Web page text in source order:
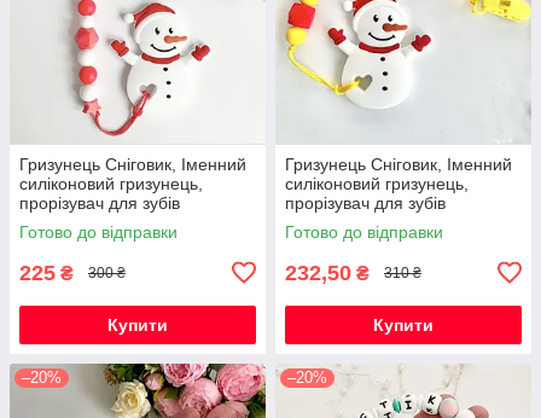
Гризунець Сніговик, Іменний
силіконовий гризунець,
прорізувач для зубів
Готово до відправки
225 ₴ 300 ₴
Купити
Гризунець Сніговик, Іменний
силіконовий гризунець,
прорізувач для зубів
Готово до відправки
232,50 ₴ 310 ₴
Купити
–20% –20%